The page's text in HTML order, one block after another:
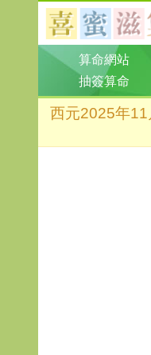
算命網站
抽簽算命
西元2025年